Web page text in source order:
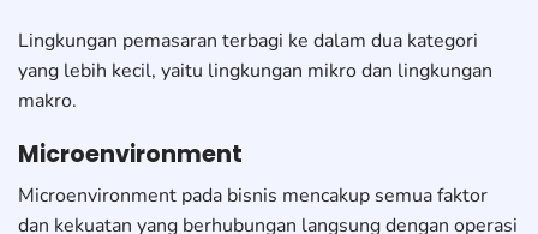
Lingkungan pemasaran terbagi ke dalam dua kategori
yang lebih kecil, yaitu lingkungan mikro dan lingkungan
makro.
Microenvironment
Microenvironment pada bisnis mencakup semua faktor
dan kekuatan yang berhubungan langsung dengan operasi